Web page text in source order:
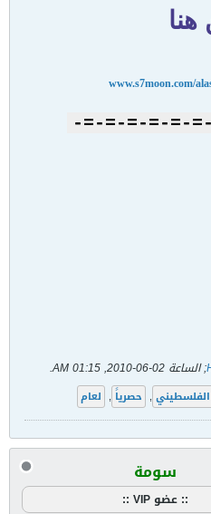
www.s7moon.com/
=-=-=-=-=-=-
; الساعة 02-06-2010, 01:15 AM
.
الفلسطيني , حصرياً , لعام
سومة
:: عضو VIP ::